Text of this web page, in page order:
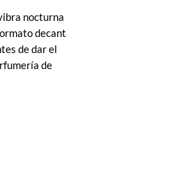
nocturna
decant
de dar el
de